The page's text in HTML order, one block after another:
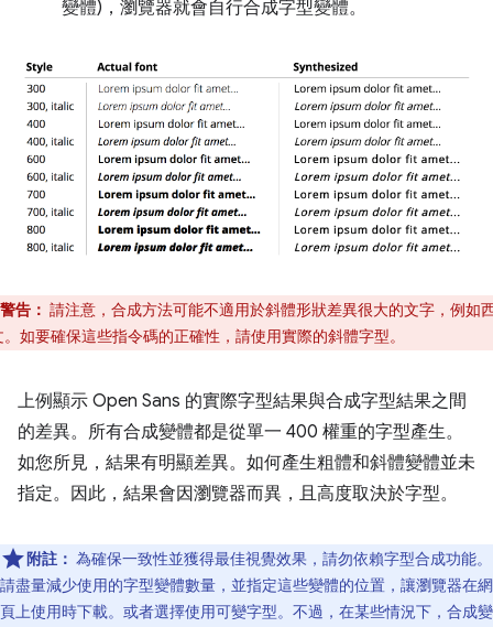
變體)，瀏覽器就會自行合成字型變體。
警告： 請注意，合成方法可能不適用於斜體形狀差異很大的文字，例如
。如要確保這些指令碼的正確性，請使用實際的斜體字型。
上例顯示 Open Sans 的實際字型結果與合成字型結果之間
的差異。所有合成變體都是從單一 400 權重的字型產生。
如您所見，結果有明顯差異。如何產生粗體和斜體變體並未
指定。因此，結果會因瀏覽器而異，且高度取決於字型。
附註： 為確保一致性並獲得最佳視覺效果，請勿依賴字型合成功能。
請盡量減少使用的字型變體數量，並指定這些變體的位置，讓瀏覽器在網
頁上使用時下載。或者選擇使用可變字型。不過，在某些情況下，合成變